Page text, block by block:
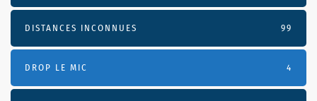
DISTANCES INCONNUES 99
DROP LE MIC 4